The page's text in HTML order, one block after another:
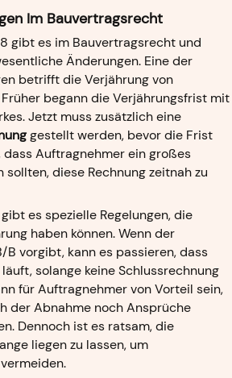
Im Bauvertragsrecht
gibt es im Bauvertragsrecht und
Änderungen. Eine der
betrifft die Verjährung von
begann die Verjährungsfrist mit
Jetzt muss zusätzlich eine
gestellt werden, bevor die Frist
Auftragnehmer ein großes
diese Rechnung zeitnah zu
es spezielle Regelungen, die
haben können. Wenn der
vorgibt, kann es passieren, dass
solange keine Schlussrechnung
für Auftragnehmer von Vorteil sein,
der Abnahme noch Ansprüche
Dennoch ist es ratsam, die
liegen zu lassen, um